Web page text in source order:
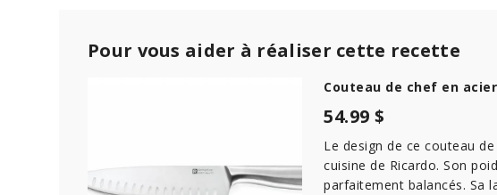
Pour vous aider à réaliser cette recette
Couteau de chef en acier
54.99 $
Le design de ce couteau
cuisine de Ricardo. Son
parfaitement balancés. Sa